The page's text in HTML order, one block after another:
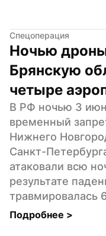
Спецоперация
Ночью
Брянскую
четыре
В РФ ночью 3
временный
Нижнего
Санкт-
атаковали всю
результате
травмировалась
Подробнее >